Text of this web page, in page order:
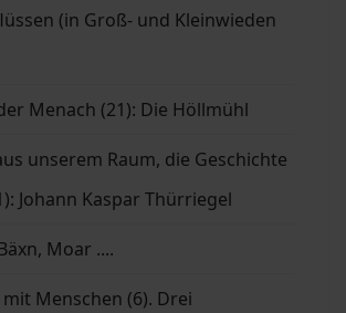
(in Groß- und Kleinwieden
Menach (21): Die Höllmühl
unserem Raum, die Geschichte
Johann Kaspar Thürriegel
Moar ....
Menschen (6). Drei